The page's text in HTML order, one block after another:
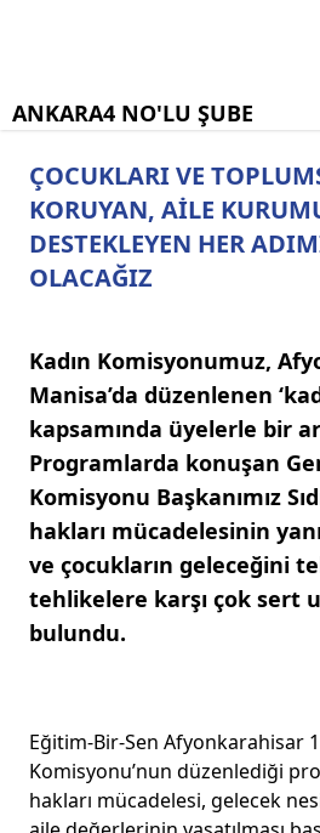
ANKARA4 NO'LU ŞUBE
ÇOCUKLARI VE
KORUYAN, AİLE
DESTEKLEYEN HER
OLACAĞIZ
Kadın Komisyonumuz,
Manisa’da düzenlenen
kapsamında üyelerle bir
Programlarda konuşan
Komisyonu Başkanımız
hakları mücadelesinin yanı
ve çocukların geleceğini
tehlikelere karşı çok sert
bulundu.
Eğitim-Bir-Sen Afyonkarahisar
Komisyonu’nun düzenlediği
hakları mücadelesi, gelecek